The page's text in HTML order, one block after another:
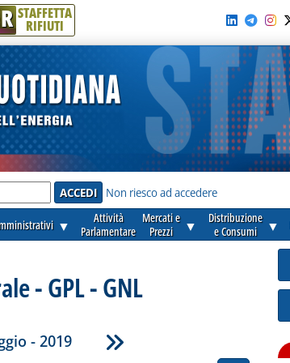
R STAFFETTA
RIFIUTI
Non riesco ad accedere
▼
Attività
Parlamentare
Mercati e
Prezzi
▼
Distribuzione
e Consumi
▼
- GPL - GNL
- 2019